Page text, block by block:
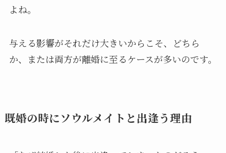
よね。
与える影響がそれだけ大きいからこそ、どちら
か、または両方が離婚に至るケースが多いのです。
既婚の時にソウルメイトと出逢う理由